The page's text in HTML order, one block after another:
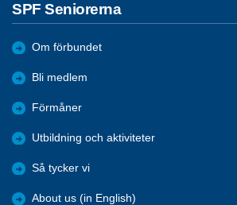
SPF Seniorerna
Om förbundet
Bli medlem
Förmåner
Utbildning och aktiviteter
Så tycker vi
About us (in English)